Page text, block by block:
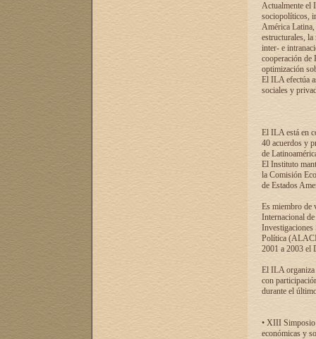
Actualmente el
sociopolíticos,
América Latina,
estructurales,
inter- e
cooperación de
optimización
El ILA efectúa
sociales y
El ILA está en
40 acuerdos y
de
El Instituto
la Comisión
de Estados
Es miembro de
Internacional
Investigaciones
Política
2001 a 2003 el
El ILA organiza
con
durante el
• XIII Simposio
económicas y